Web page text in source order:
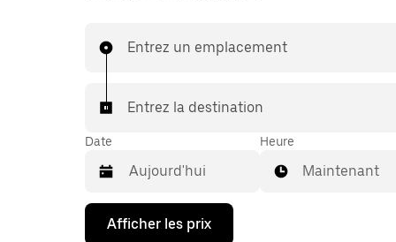
Entrez un emplacement
Entrez la destination
Date
Appuyez
Heure
Maintenant
Afficher les prix